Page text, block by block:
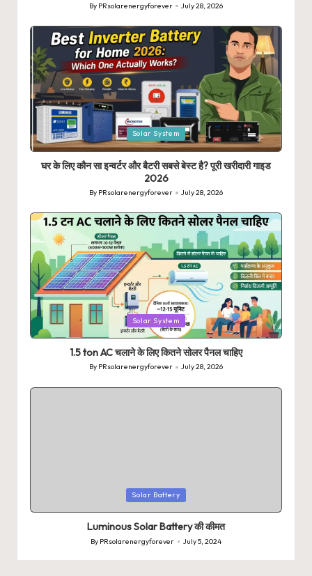
Posted
By PRsolarenergyforever July 28, 2026
Posted
in
Solar System
घर के लिए कौन सा इन्वर्टर और बैटरी सबसे बेस्ट है? पूरी खरीदारी गाइड
2026
Posted
by
By PRsolarenergyforever July 28, 2026
Posted
in
Solar System
1.5 ton AC चलाने के लिए कितने सोलर पैनल चाहिए
Posted
By PRsolarenergyforever July 28, 2026
Solar Battery
Luminous Solar Battery की कीमत
Posted
by
By PRsolarenergyforever July 5, 2024